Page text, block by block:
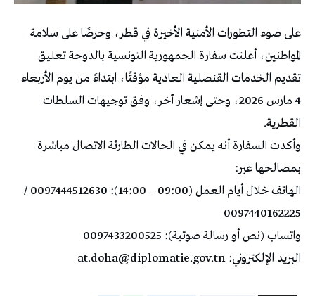
على ضوء التطورات الأمنية الأخيرة في قطر، وحرصًا على سلامة
المواطنين، أعلنت سفارة الجمهورية التونسية بالدوحة تعليق
تقديم الخدمات القنصلية العادية مؤقتًا، ابتداءً من يوم الأربعاء
4 مارس 2026، وحتى إشعار آخر، وفق توجيهات السلطات
القطرية.
وأكدت السفارة أنه يمكن في الحالات الطارئة الاتصال مباشرة
بمصالحها عبر:
الهاتف خلال أيام العمل (09:00 – 14:00): 0097444512630 /
0097440162225
واتساب (نص أو رسالة صوتية): 0097433200525
البريد الإلكتروني: at.doha@diplomatie.gov.tn